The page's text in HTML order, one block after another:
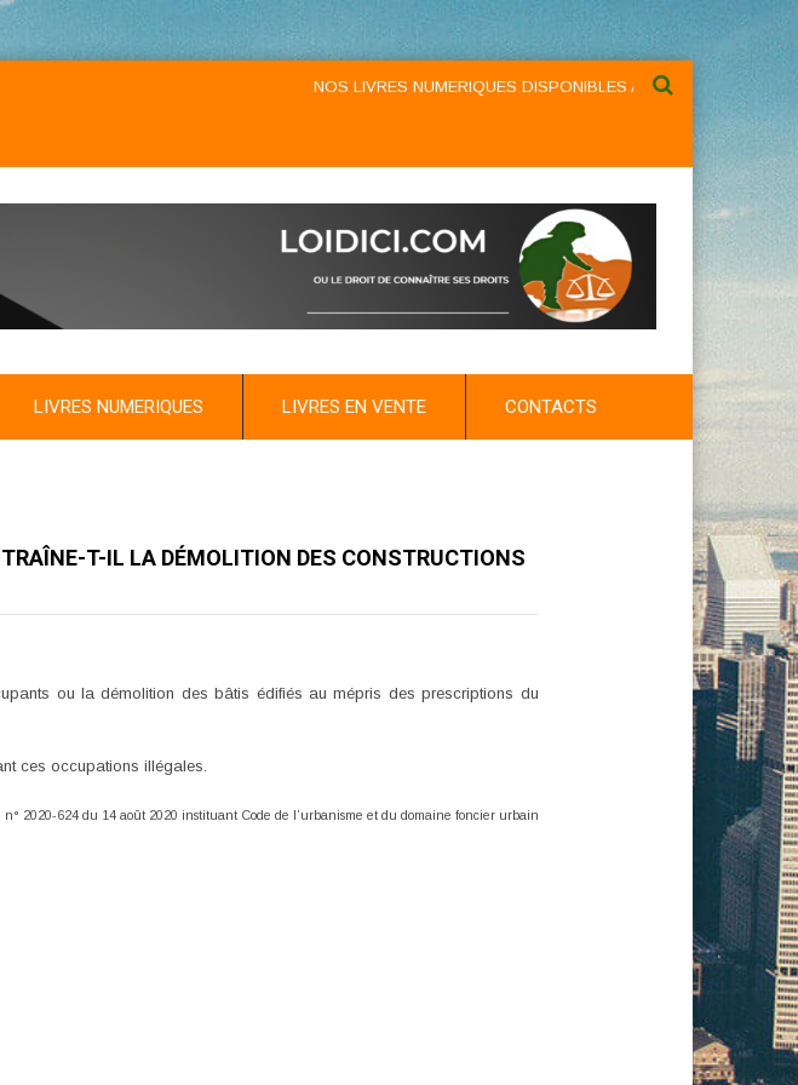
NOS LIVRES NUMERIQUES DISPONIBLES AU NIVEAU DU MENU
LIVRES NUMERIQUES LIVRES EN VENTE CONTACTS
T-IL LA DÉMOLITION DES CONSTRUCTIONS
ou la démolition des bâtis édifiés au mépris des prescriptions du
ces occupations illégales.
2020-624 du 14 août 2020 instituant Code de l’urbanisme et du domaine foncier urbain